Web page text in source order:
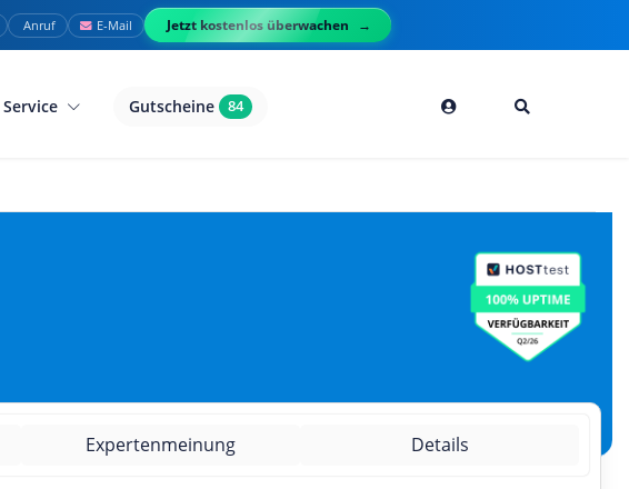
Anruf E-Mail Jetzt kostenlos überwachen
Service Gutscheine 84
Expertenmeinung Details